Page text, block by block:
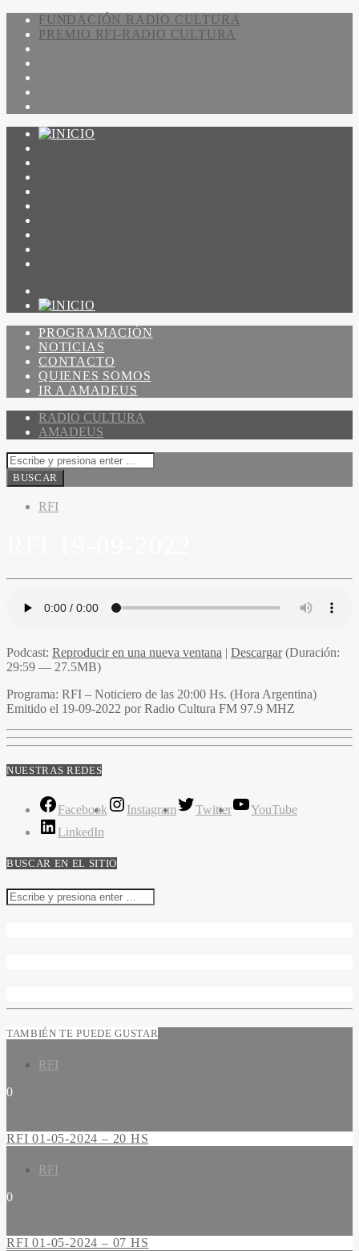
FUNDACIÓN RADIO CULTURA
PREMIO RFI-RADIO CULTURA
PROGRAMACIÓN
NOTICIAS
CONTACTO
QUIENES SOMOS
IR A AMADEUS
RADIO CULTURA
AMADEUS
RFI
Podcast: Reproducir en una nueva ventana | Descargar(Duración:
29:59 — 27.5MB)
Programa: RFI – Noticiero de las 20:00 Hs. (Hora Argentina)
Emitido el 19-09-2022 por Radio Cultura FM 97.9 MHZ
NUESTRAS REDES
Facebook Instagram Twitter
YouTube
LinkedIn
BUSCAR EN EL SITIO
TAMBIÉN TE PUEDE GUSTAR
RFI
0
RFI 01-05-2024 – 20 HS
RFI
0
RFI 01-05-2024 – 07 HS